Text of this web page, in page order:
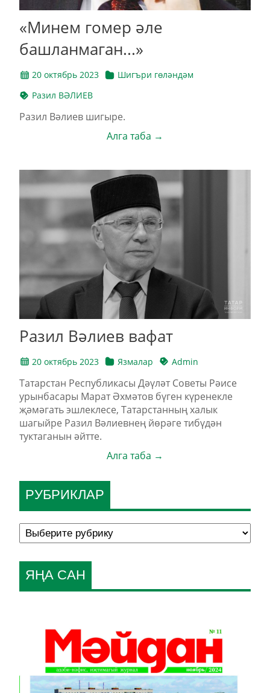
«Минем гомер әле
башланмаган...»
20 октябрь 2023
Шигъри гөләндәм
Разил ВӘЛИЕВ
Разил Вәлиев шигыре.
Алга таба →
Разил Вәлиев вафат
20 октябрь 2023 Язмалар Admin
Татарстан Республикасы Дәүләт Советы Рәисе
урынбасары Марат Әхмәтов бүген күренекле
җәмәгать эшлеклесе, Татарстанның халык
шагыйре Разил Вәлиевнең йөрәге тибүдән
туктаганын әйтте.
Алга таба →
РУБРИКЛАР
ЯҢА САН